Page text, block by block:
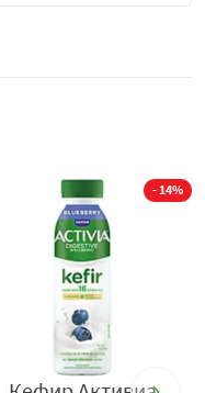
е функционален
добавят както
вкусов и
съдържание
ежедневното
функциониране
подпомагат
подходящ
закуска през
- 14%